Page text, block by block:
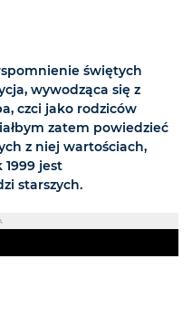
świętych
wywodząca się z
czci jako rodziców
zatem powiedzieć
z niej wartościach,
jest
starszych.